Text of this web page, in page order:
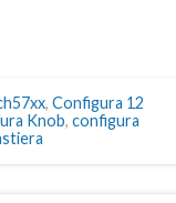
, Configura 12
Knob, configura